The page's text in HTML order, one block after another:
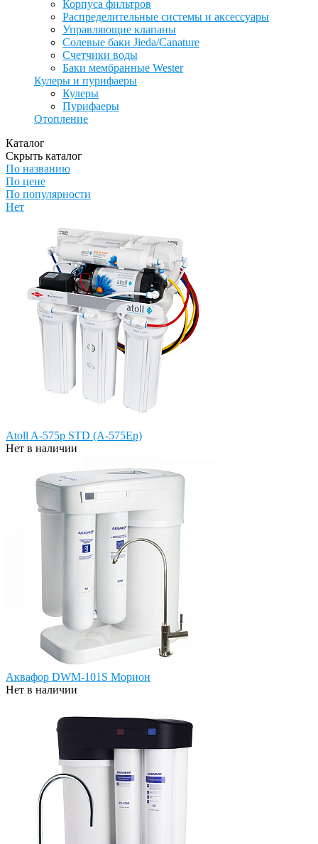
Корпуса фильтров
Распределительные системы и аксессуары
Управляющие клапаны
Солевые баки Jieda/Canature
Счетчики воды
Баки мембранные Wester
Кулеры и пурифаеры
Кулеры
Пурифаеры
Отопление
Каталог
Скрыть каталог
По названию
По цене
По популярности
Нет
Atoll A-575p STD (A-575Ep)
Нет в наличии
Аквафор DWM-101S Морион
Нет в наличии